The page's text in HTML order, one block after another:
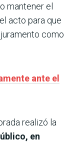
mantener el
acto para que
como
ante el
realizó la
en